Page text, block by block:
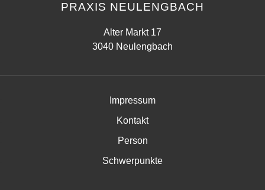
PRAXIS NEULENGBACH
Alter Markt 17
3040 Neulengbach
Impressum
Kontakt
Person
Schwerpunkte